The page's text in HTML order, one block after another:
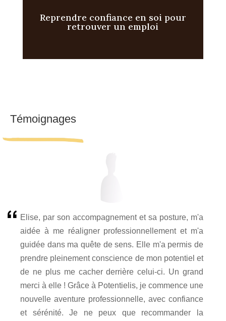
Reprendre confiance en soi pour
retrouver un emploi
Témoignages
Elise, par son accompagnement et sa posture, m'a
aidée à me réaligner professionnellement et m'a
guidée dans ma quête de sens. Elle m'a permis de
prendre pleinement conscience de mon potentiel et
de ne plus me cacher derrière celui-ci. Un grand
merci à elle ! Grâce à Potentielis, je commence une
nouvelle aventure professionnelle, avec confiance
et sérénité. Je ne peux que recommander la